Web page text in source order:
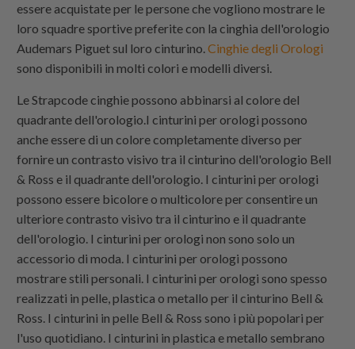
essere acquistate per le persone che vogliono mostrare le
loro squadre sportive preferite con la cinghia dell'orologio
Audemars Piguet sul loro cinturino.Cinghie degli Orologi
sono disponibili in molti colori e modelli diversi.
LeStrapcodecinghie possono abbinarsi al colore del
quadrante dell'orologio.I cinturini per orologi possono
anche essere di un colore completamente diverso per
fornire un contrasto visivo tra il cinturino dell'orologio Bell
& Ross e il quadrante dell'orologio. I cinturini per orologi
possono essere bicolore o multicolore per consentire un
ulteriore contrasto visivo tra il cinturino e il quadrante
dell'orologio. I cinturini per orologi non sono solo un
accessorio di moda. I cinturini per orologi possono
mostrare stili personali. I cinturini per orologi sono spesso
realizzati in pelle, plastica o metallo per il cinturino Bell &
Ross. I cinturini in pelle Bell & Ross sono i più popolari per
l'uso quotidiano. I cinturini in plastica e metallo sembrano